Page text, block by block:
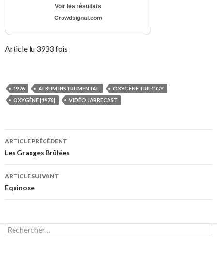
Voir les résultats
Crowdsignal.com
Article lu 3933 fois
1976 ALBUM INSTRUMENTAL
OXYGÈNE TRILOGY
OXYGÈNE [1976]
VIDÉO JARRECAST
Navigation
des
articles
ARTICLE PRÉCÉDENT
Les Granges Brûlées
ARTICLE SUIVANT
Equinoxe
Rechercher :